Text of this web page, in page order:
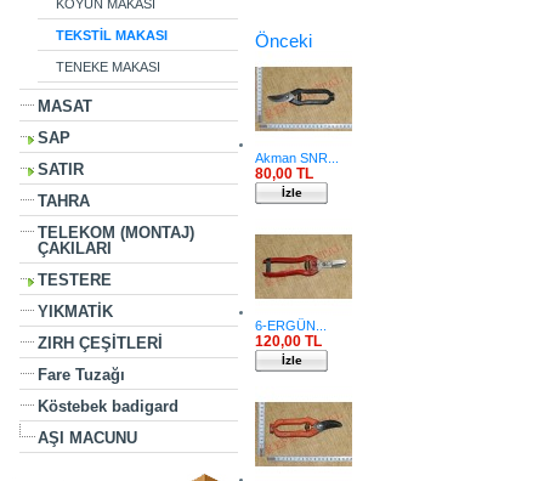
KOYUN MAKASI
TEKSTİL MAKASI
TENEKE MAKASI
MASAT
SAP
SATIR
TAHRA
TELEKOM (MONTAJ)
ÇAKILARI
TESTERE
YIKMATİK
ZIRH ÇEŞİTLERİ
Fare Tuzağı
Köstebek badigard
AŞI MACUNU
Önceki
Akman SNR...
80,00 TL
İzle
6-ERGÜN...
120,00 TL
İzle